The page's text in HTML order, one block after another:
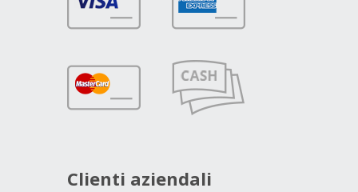
Clienti aziendali